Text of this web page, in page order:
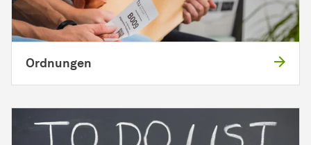
Ordnungen